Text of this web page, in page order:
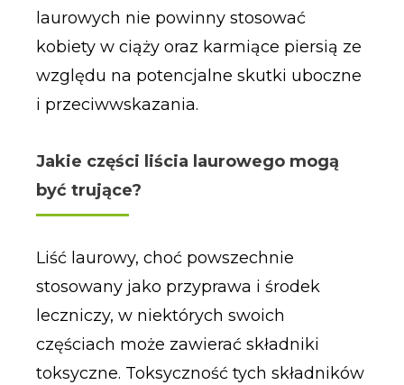
laurowych nie powinny stosować
kobiety w ciąży oraz karmiące piersią ze
względu na potencjalne skutki uboczne
i przeciwwskazania.
Jakie części liścia laurowego mogą
być trujące?
Liść laurowy, choć powszechnie
stosowany jako przyprawa i środek
leczniczy, w niektórych swoich
częściach może zawierać składniki
toksyczne. Toksyczność tych składników